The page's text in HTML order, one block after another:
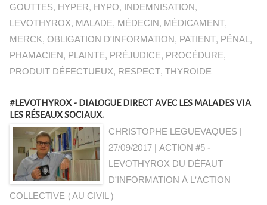
GOUTTES, HYPER, HYPO, INDEMNISATION,
LEVOTHYROX, MALADE, MÉDECIN, MÉDICAMENT,
MERCK,OBLIGATION D'INFORMATION, PATIENT, PÉNAL,
PHAMACIEN, PLAINTE, PRÉJUDICE, PROCÉDURE,
PRODUIT DÉFECTUEUX, RESPECT,THYROIDE
#LEVOTHYROX - DIALOGUE DIRECT AVEC LES MALADES VIA
LES RÉSEAUX SOCIAUX.
CHRISTOPHE LEGUEVAQUES |
27/09/2017|ACTION #5 -
LEVOTHYROX DU DÉFAUT
D'INFORMATION À L'ACTION
COLLECTIVE (AU CIVIL)